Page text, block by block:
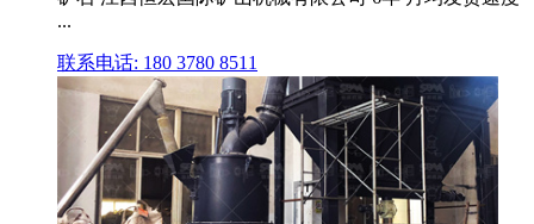
...
联系电话: 180 3780 8511